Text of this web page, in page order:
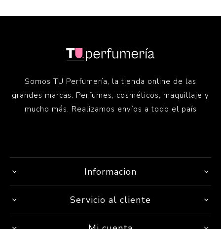
Somos TU Perfumería, la tienda online de las
grandes marcas. Perfumes, cosméticos, maquillaje y
mucho más. Realizamos envíos a todo el país
Informacion
Servicio al cliente